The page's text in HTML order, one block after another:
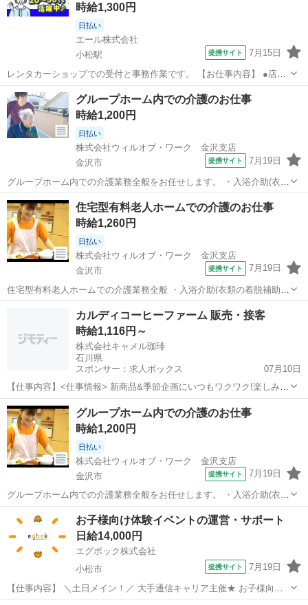
時給1,300円
日払い
エール株式会社
小松駅
提携サイト 7月15日
レンタカーショップでの受付と事務作業です。 【お仕事内容】 ●店頭
や電話での予約受付 ●精算の手続き ●システムへのデータ入力 ●車内
のかんたんな清掃 ●車の受け渡し →お店の前に車を移動するなど多少
の運転業務があります ...
石川 小松駅 その他
グループホーム内での介護のお仕事
時給1,200円
日払い
株式会社ウィルオブ・ワーク 金沢支店
金沢市
提携サイト 7月19日
グループホーム内での介護業務全般をお任せします。 ・入浴介助(衣類
の着脱補助、洗髪、洗顔、体洗い補助など) ・食事介助(食事摂取のサ
ポート、声掛け、見守り、配膳など) ・排泄介助(トイレへの誘導、見
守り、おむつ交換など) ...
石川 金沢市 その他
住宅型有料老人ホームでの介護のお仕事
時給1,260円
日払い
株式会社ウィルオブ・ワーク 金沢支店
金沢市
提携サイト 7月19日
住宅型有料老人ホームでの介護業務全般 ・入浴介助(衣類の着脱補助、
洗髪、洗顔、体洗い補助など) ・食事介助(食事摂取のサポート、声掛
け、見守り、配膳など) ・排泄介助(トイレへの誘導、見守り、おむつ
交換など) ・環境整備(居...
その他
カルディコーヒーファーム 販売・接客
時給1,116円～
株式会社キャメル珈琲
石川県
スポンサー：求人ボックス
07月10日
【仕事内容】<仕事情報> 新商品&季節企画にいつもワクワク!楽しみな
がら働ける学校後に短時間も可能扶養内OK<接客・販売未経験OK!>
・<一歩入れば世界の市場。活気あるお店の仲間を募集> 世界中の食品
に囲まれ、お気に入りを提案す...
アルバイト・パート
グループホーム内での介護のお仕事
時給1,200円
日払い
株式会社ウィルオブ・ワーク 金沢支店
金沢市
提携サイト 7月19日
グループホーム内での介護業務全般をお任せします。 ・入浴介助(衣類
の着脱補助、洗髪、洗顔、体洗い補助など) ・食事介助(食事摂取のサ
ポート、声掛け、見守り、配膳など) ・排泄介助(トイレへの誘導、見
守り、おむつ交換など) ...
その他
お子様向け体験イベントの運営・サポート
日給14,000円
エグボック株式会社
小松市
提携サイト 7月19日
【仕事内容】 ＼土日メイン！／ 大手通信キャリア主催★ お子様向け
イベントの運営サポートをお任せします！ 商業施設やショッピングモ